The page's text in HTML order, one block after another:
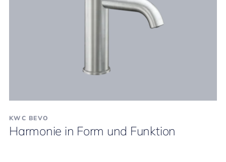
KWC BEVO
Harmonie in Form und Funktion